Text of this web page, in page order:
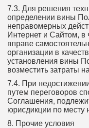
7.3. Для решения
определении вины
неправомерных
Интернет и Сайтом, в
вправе
организации в
установления вины
возместить затраты
7.4. При
путем переговоров
Соглашения,
юрисдикции по месту
8. Прочие условия